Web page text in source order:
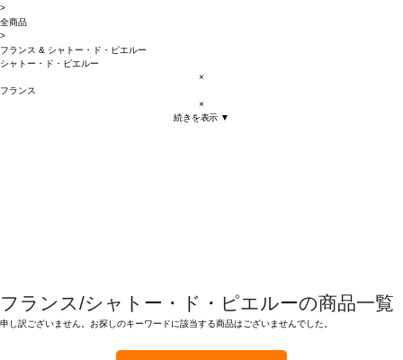
>
全商品
>
フランス & シャトー・ド・ピエルー
シャトー・ド・ピエルー
×
フランス
×
続きを表示 ▼
フランス/シャトー・ド・ピエルーの商品一覧
申し訳ございません。お探しのキーワードに該当する商品はございませんでした。